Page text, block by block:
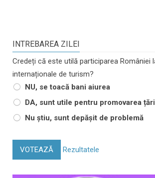
INTREBAREA ZILEI
Credeți că este utilă participarea României
internaționale de turism?
NU, se toacă bani aiurea
DA, sunt utile pentru promovarea
Nu știu, sunt depășit de problemă
VOTEAZĂ Rezultatele